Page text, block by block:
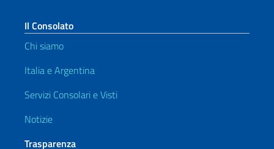
Il Consolato
Chi siamo
Italia e Argentina
Servizi Consolari e Visti
Notizie
Trasparenza